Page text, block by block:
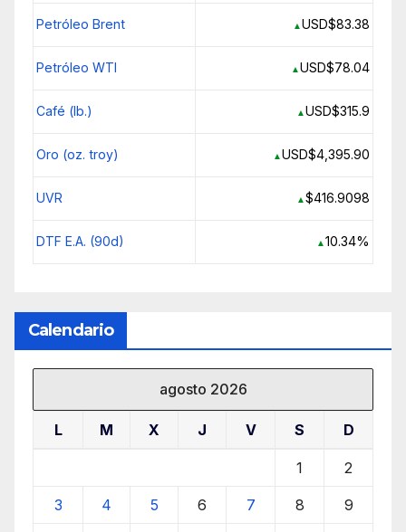
Petróleo Brent ▲USD$83.38
Petróleo WTI ▲USD$78.04
Café (lb.) ▲USD$315.9
Oro (oz. troy) ▲USD$4,395.90
UVR ▲$416.9098
DTF E.A. (90d) ▲ 10.34%
Calendario
agosto 2026
L M X J V S D
1 2
3 4 5 6 7 8 9